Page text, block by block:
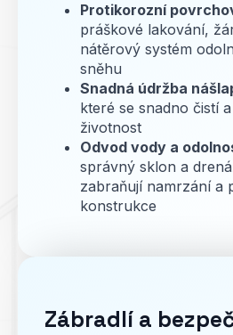
Protikorozní
práškové lakování,
nátěrový systém
sněhu
Snadná údržba
které se snadno čistí
životnost
Odvod vody a
správný sklon a
zabraňují namrzání a
konstrukce
Zábradlí a